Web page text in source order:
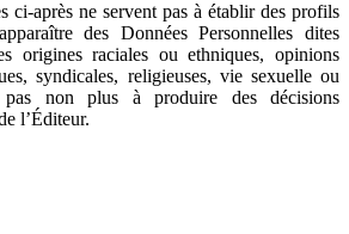
ci-après ne servent pas à établir des profils
des Données Personnelles dites
origines raciales ou ethniques, opinions
syndicales, religieuses, vie sexuelle ou
non plus à produire des décisions
l’Éditeur.